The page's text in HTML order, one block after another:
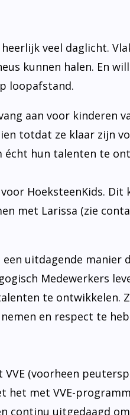
veel daglicht.
kunnen halen. En
loopafstand.
aan voor kinderen
totdat ze klaar zijn
hun talenten te
HoeksteenKids.
met Larissa (zie
uitdagende
Medewerkers
te ontwikkelen.
en respect te
(voorheen
het met VVE-
continu uitgedaagd